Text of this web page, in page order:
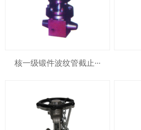
核一级锻件波纹管截止···